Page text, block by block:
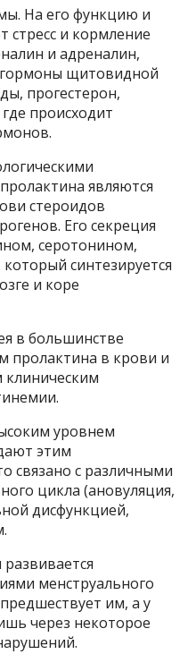
На его функцию и
стресс и кормление
и адреналин,
щитовидной
прогестерон,
происходит
являются
стероидов
Его секреция
серотонином,
синтезируется
и коре
в большинстве
пролактина в крови и
клиническим
уровнем
этим
связано с различными
цикла (ановуляция,
дисфункцией,
менструального
им, а у
через некоторое